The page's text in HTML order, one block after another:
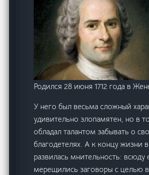
Родился 28 июня 1712 года в
У него был весьма сложный
удивительно злопамятен, но в
обладал талантом забывать о
благодетелях. А к концу жизни
развилась мнительность: всюду
мерещились заговоры с целью